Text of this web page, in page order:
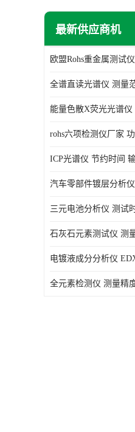
手持式矿石分析仪
光电直读光谱仪
最新供应商机